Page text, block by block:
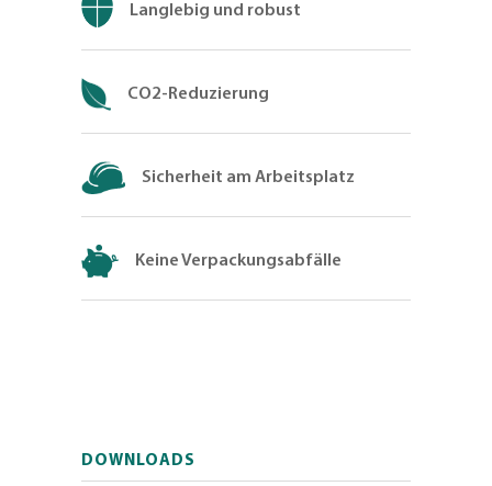
Langlebig und robust
CO2-Reduzierung
Sicherheit am Arbeitsplatz
Keine Verpackungsabfälle
DOWNLOADS